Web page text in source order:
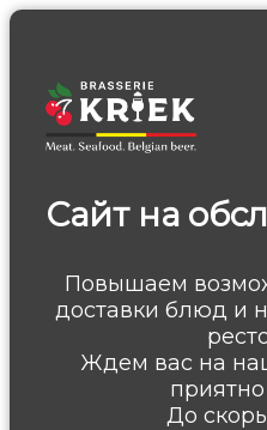
Сайт на
Повышаем
доставки блюд и
Ждем вас на
До